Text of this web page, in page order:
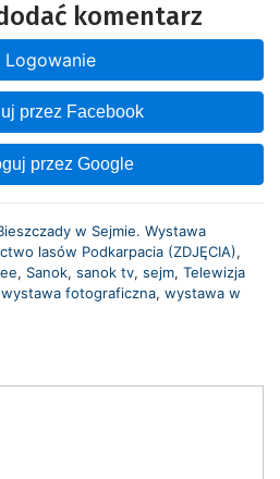
komentarz
przez Facebook
przez Google
w Sejmie. Wystawa
lasów Podkarpacia (ZDJĘCIA),
, Sanok, sanok tv, sejm, Telewizja
wystawa fotograficzna, wystawa w